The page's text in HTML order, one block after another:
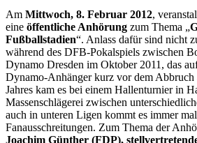
Am Mittwoch, 8. Februar 2012,
eine öffentliche Anhörung zum Thema „
Fußballstadien“. Anlass dafür sind nicht
während des DFB-Pokalspiels zwischen
Dynamo Dresden im Oktober 2011, das
Dynamo-Anhänger kurz vor dem Abbruch
Jahres kam es bei einem Hallenturnier in
Massenschlägerei zwischen
auch in unteren Ligen kommt es immer
Fanausschreitungen. Zum Thema der
Joachim Günther (FDP),